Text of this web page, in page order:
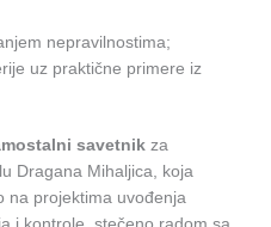
nepravilnostima;
uz praktične primere iz
savetnikza
Dragana Mihaljica, koja
na projektima uvođenja